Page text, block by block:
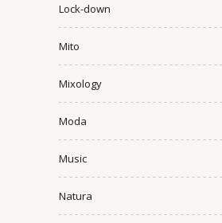
Lock-down
Mito
Mixology
Moda
Music
Natura